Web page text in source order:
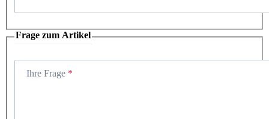
Frage zum Artikel
Ihre Frage